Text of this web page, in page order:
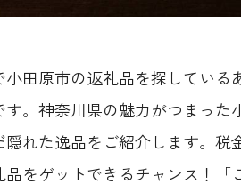
小田原市の返礼品を探してい
す。神奈川県の魅力がつまっ
隠れた逸品をご紹介します。
品をゲットできるチャンス！